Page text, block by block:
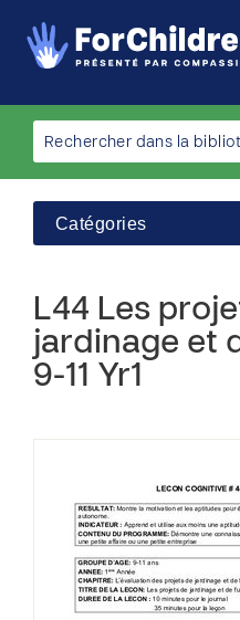
Catégories
L44 Les
jardinage et
9-11 Yr1